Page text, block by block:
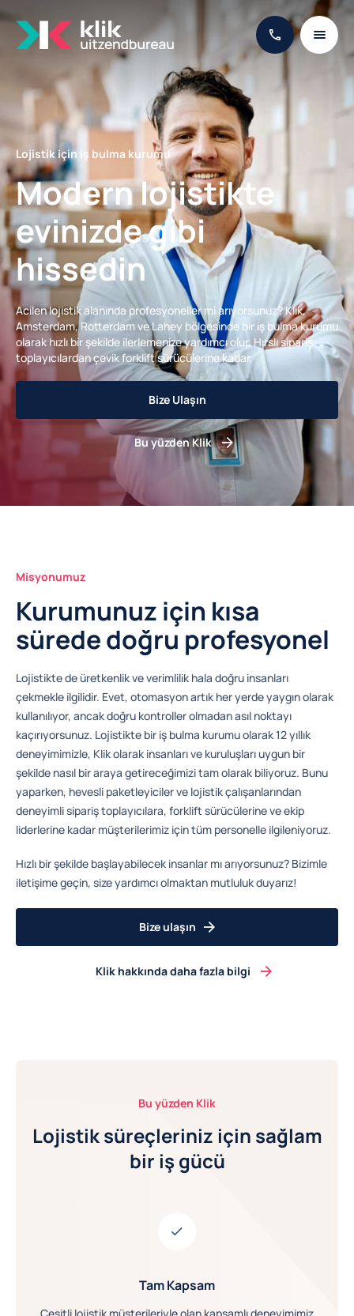
Lojistik için iş bulma kurumu
Modern lojistikte
evinizde gibi
hissedin
Acilen lojistik alanında profesyoneller mi arıyorsunuz? Klik,
Amsterdam, Rotterdam ve Lahey bölgesinde bir iş bulma kurumu
olarak hızlı bir şekilde ilerlemenize yardımcı olur. Hırslı sipariş
toplayıcılardan çevik forklift sürücülerine kadar.
Bize Ulaşın
Bu yüzden Klik
Misyonumuz
Kurumunuz için kısa
sürede doğru profesyonel
Lojistikte de üretkenlik ve verimlilik hala doğru insanları
çekmekle ilgilidir. Evet, otomasyon artık her yerde yaygın olarak
kullanılıyor, ancak doğru kontroller olmadan asıl noktayı
kaçırıyorsunuz. Lojistikte bir iş bulma kurumu olarak 12 yıllık
deneyimimizle, Klik olarak insanları ve kuruluşları uygun bir
şekilde nasıl bir araya getireceğimizi tam olarak biliyoruz. Bunu
yaparken, hevesli paketleyiciler ve lojistik çalışanlarından
deneyimli sipariş toplayıcılara, forklift sürücülerine ve ekip
liderlerine kadar müşterilerimiz için tüm personelle ilgileniyoruz.
Hızlı bir şekilde başlayabilecek insanlar mı arıyorsunuz? Bizimle
iletişime geçin, size yardımcı olmaktan mutluluk duyarız!
Bize ulaşın
Klik hakkında daha fazla bilgi
Bu yüzden Klik
Lojistik süreçleriniz için sağlam
bir iş gücü
Tam Kapsam